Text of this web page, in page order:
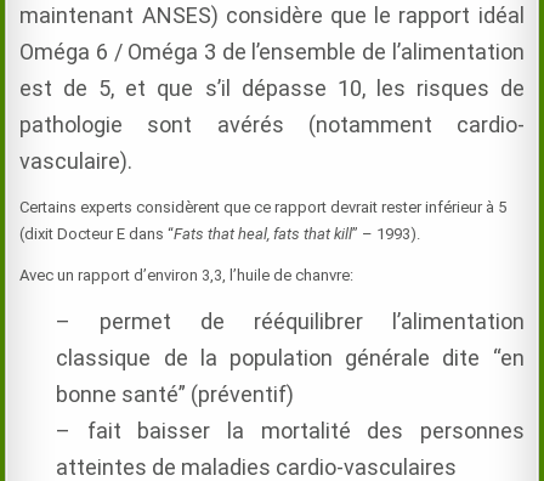
maintenant ANSES) considère que le rapport idéal
Oméga 6 / Oméga 3 de l’ensemble de l’alimentation
est de 5, et que s’il dépasse 10, les risques de
pathologie sont avérés (notamment cardio-
vasculaire).
Certains experts considèrent que ce rapport devrait rester inférieur à 5
(dixit Docteur E dans “Fats that heal, fats that kill” – 1993).
Avec un rapport d’environ 3,3, l’huile de chanvre:
– permet de rééquilibrer l’alimentation
classique de la population générale dite “en
bonne santé” (préventif)
– fait baisser la mortalité des personnes
atteintes de maladies cardio-vasculaires